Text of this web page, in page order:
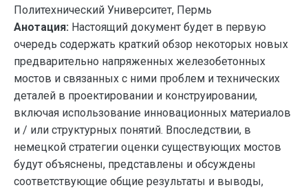
Политехнический Университет, Пермь
Анотация: Настоящий документ будет в первую
очередь содержать краткий обзор некоторых новых
предварительно напряженных железобетонных
мостов и связанных с ними проблем и технических
деталей в проектировании и конструировании,
включая использование инновационных материалов
и / или структурных понятий. Впоследствии, в
немецкой стратегии оценки существующих мостов
будут объяснены, представлены и обсуждены
соответствующие общие результаты и выводы,